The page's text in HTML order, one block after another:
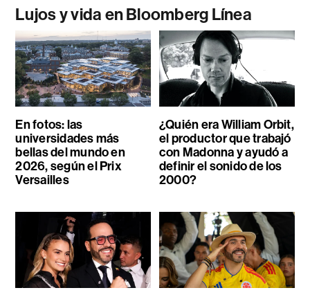
Lujos y vida en Bloomberg Línea
En fotos: las
universidades más
bellas del mundo en
2026, según el Prix
Versailles
¿Quién era William Orbit,
el productor que trabajó
con Madonna y ayudó a
definir el sonido de los
2000?